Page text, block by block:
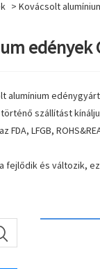
> Kovácsolt
alumínium
szállítást
FDA, LFGB,
fejlődik és változik,